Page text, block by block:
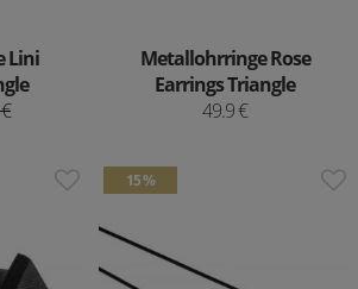
Lini
Metallohrringe Rose
Earrings Triangle
49.9 €
15 %